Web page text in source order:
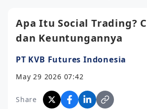
Apa Itu Social Trading?
dan Keuntungannya
PT KVB Futures Indonesia
May 29 2026 07:42
Share